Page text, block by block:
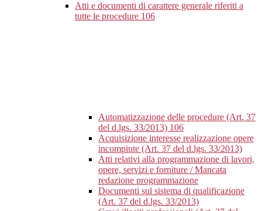
Atti e documenti di carattere generale riferiti a
tutte le procedure 106
Automatizzazione delle procedure (Art. 37
del d.lgs. 33/2013) 106
Acquisizione interesse realizzazione opere
incompiute (Art. 37 del d.lgs. 33/2013)
Atti relativi alla programmazione di lavori,
opere, servizi e forniture / Mancata
redazione programmazione
Documenti sul sistema di qualificazione
(Art. 37 del d.lgs. 33/2013)